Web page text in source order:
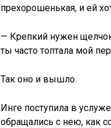
прехорошенькая, и ей
— Крепкий нужен
ты часто топтала мой
Так оно и вышло.
Инге поступила в
обращались с нею, как